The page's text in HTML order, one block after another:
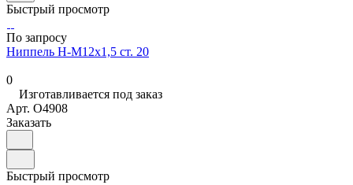
Быстрый просмотр
По запросу
Ниппель Н-М12х1,5 ст. 20
0
Изготавливается под заказ
Арт. O4908
Заказать
Быстрый просмотр